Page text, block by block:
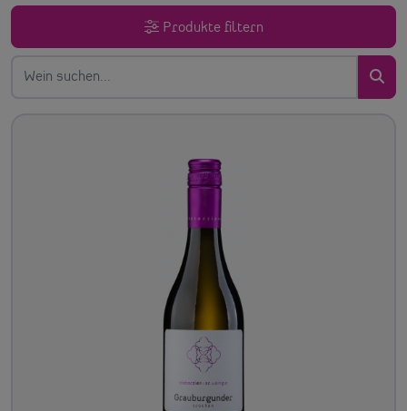
Produkte filtern